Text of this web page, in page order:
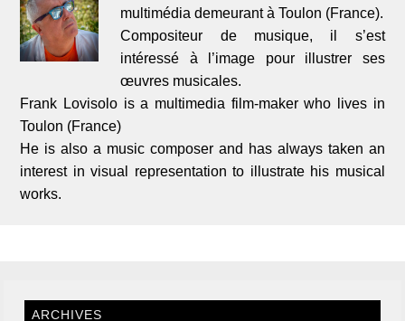
multimédia demeurant à Toulon (France).
Compositeur de musique, il s’est
intéressé à l’image pour illustrer ses
œuvres musicales.
Frank Lovisolo is a multimedia film-maker who lives in
Toulon (France)
He is also a music composer and has always taken an
interest in visual representation to illustrate his musical
works.
ARCHIVES